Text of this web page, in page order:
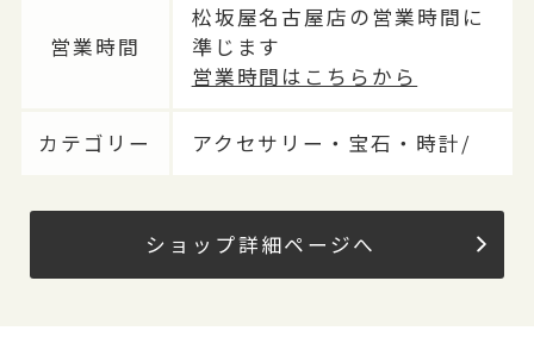
営業時間
松坂屋名古屋店の営業時間に
準じます
営業時間はこちらから
カテゴリー アクセサリー・宝石・時計/
ショップ詳細ページへ